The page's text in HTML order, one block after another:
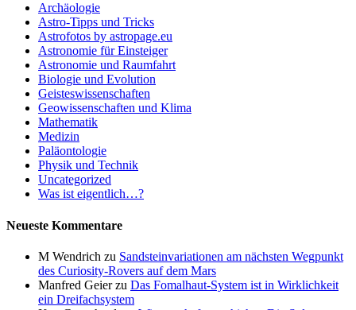
Archäologie
Astro-Tipps und Tricks
Astrofotos by astropage.eu
Astronomie für Einsteiger
Astronomie und Raumfahrt
Biologie und Evolution
Geisteswissenschaften
Geowissenschaften und Klima
Mathematik
Medizin
Paläontologie
Physik und Technik
Uncategorized
Was ist eigentlich…?
Neueste Kommentare
M Wendrich zu Sandsteinvariationen am nächsten Wegpunkt
des Curiosity-Rovers auf dem Mars
Manfred Geierzu Das Fomalhaut-System ist in Wirklichkeit
ein Dreifachsystem